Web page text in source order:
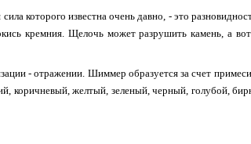
которого известна очень давно, - это
кремния. Щелочь может разрушить камень, а
- отражении. Шиммер образуется за счет
коричневый, желтый, зеленый, черный, голубой,